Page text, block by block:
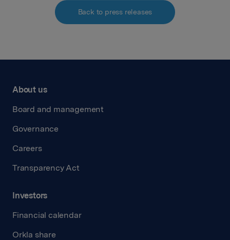
Back to press releases
About us
Board and management
Governance
Careers
Transparency Act
Investors
Financial calendar
Orkla share